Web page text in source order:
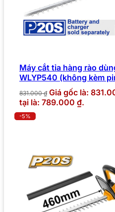
Máy cắt tỉa hàng rào
WLYP540 (không kèm
831.000₫ Giá gốc là:
tại là: 789.000 ₫.
-5%